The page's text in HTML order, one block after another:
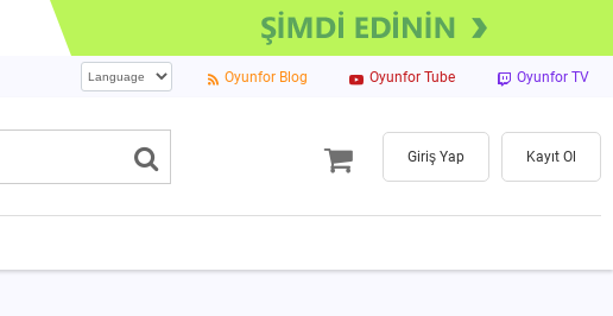
Oyunfor Blog Oyunfor Tube Oyunfor TV
Giriş Yap Kayıt Ol